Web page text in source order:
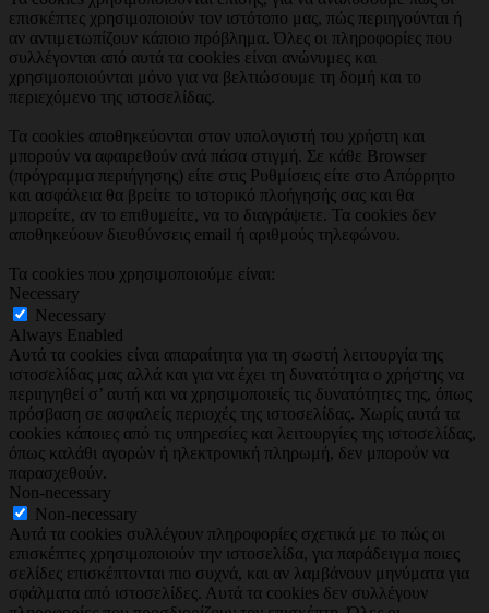
επισκέπτες χρησιμοποιούν τον ιστότοπο μας, πώς περιηγούνται ή
αν αντιμετωπίζουν κάποιο πρόβλημα. Όλες οι πληροφορίες που
συλλέγονται από αυτά τα cookies είναι ανώνυμες και
χρησιμοποιούνται μόνο για να βελτιώσουμε τη δομή και το
περιεχόμενο της ιστοσελίδας.
Τα cookies αποθηκεύονται στον υπολογιστή του χρήστη και
μπορούν να αφαιρεθούν ανά πάσα στιγμή. Σε κάθε Browser
(πρόγραμμα περιήγησης) είτε στις Ρυθμίσεις είτε στο Απόρρητο
και ασφάλεια θα βρείτε το ιστορικό πλοήγησής σας και θα
μπορείτε, αν το επιθυμείτε, να το διαγράψετε. Τα cookies δεν
αποθηκεύουν διευθύνσεις email ή αριθμούς τηλεφώνου.
Τα cookies που χρησιμοποιούμε είναι:
Necessary
Necessary
Always Enabled
Αυτά τα cookies είναι απαραίτητα για τη σωστή λειτουργία της
ιστοσελίδας μας αλλά και για να έχει τη δυνατότητα ο χρήστης να
περιηγηθεί σ’ αυτή και να χρησιμοποιείς τις δυνατότητες της, όπως
πρόσβαση σε ασφαλείς περιοχές της ιστοσελίδας. Χωρίς αυτά τα
cookies κάποιες από τις υπηρεσίες και λειτουργίες της ιστοσελίδας,
όπως καλάθι αγορών ή ηλεκτρονική πληρωμή, δεν μπορούν να
παρασχεθούν.
Non-necessary
Non-necessary
Αυτά τα cookies συλλέγουν πληροφορίες σχετικά με το πώς οι
επισκέπτες χρησιμοποιούν την ιστοσελίδα, για παράδειγμα ποιες
σελίδες επισκέπτονται πιο συχνά, και αν λαμβάνουν μηνύματα για
σφάλματα από ιστοσελίδες. Αυτά τα cookies δεν συλλέγουν